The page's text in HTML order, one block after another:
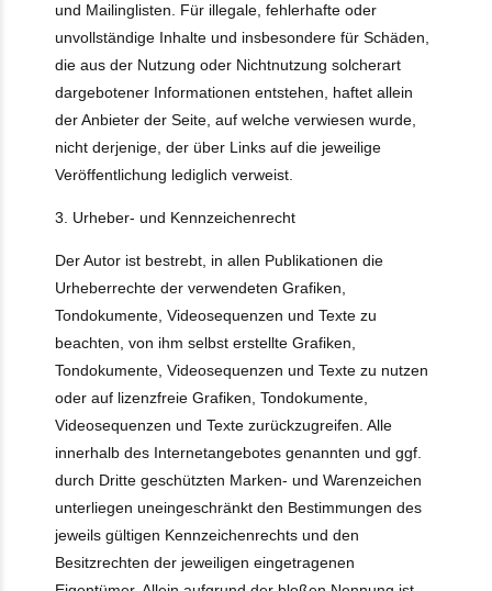
und Mailinglisten. Für illegale, fehlerhafte oder
unvollständige Inhalte und insbesondere für Schäden,
die aus der Nutzung oder Nichtnutzung solcherart
dargebotener Informationen entstehen, haftet allein
der Anbieter der Seite, auf welche verwiesen wurde,
nicht derjenige, der über Links auf die jeweilige
Veröffentlichung lediglich verweist.
3. Urheber- und Kennzeichenrecht
Der Autor ist bestrebt, in allen Publikationen die
Urheberrechte der verwendeten Grafiken,
Tondokumente, Videosequenzen und Texte zu
beachten, von ihm selbst erstellte Grafiken,
Tondokumente, Videosequenzen und Texte zu nutzen
oder auf lizenzfreie Grafiken, Tondokumente,
Videosequenzen und Texte zurückzugreifen. Alle
innerhalb des Internetangebotes genannten und ggf.
durch Dritte geschützten Marken- und Warenzeichen
unterliegen uneingeschränkt den Bestimmungen des
jeweils gültigen Kennzeichenrechts und den
Besitzrechten der jeweiligen eingetragenen